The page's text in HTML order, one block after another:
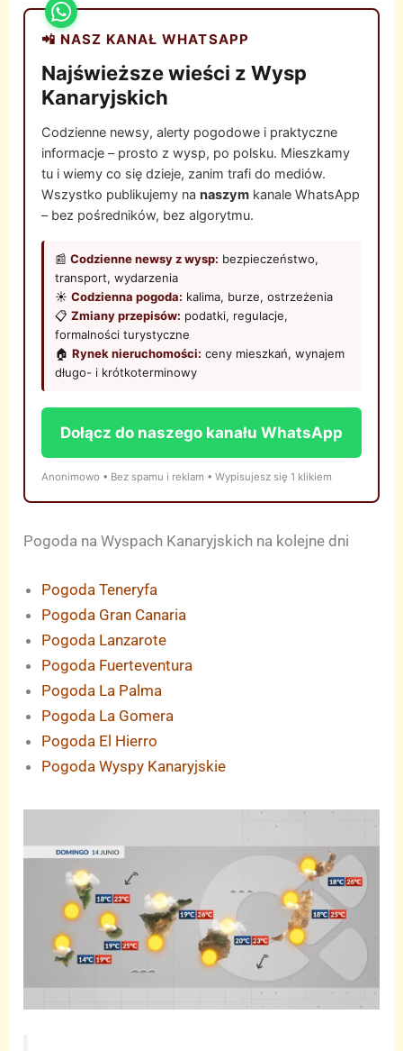
📲 NASZ KANAŁ WHATSAPP
Najświeższe wieści z Wysp
Kanaryjskich
Codzienne newsy, alerty pogodowe i praktyczne
informacje – prosto z wysp, po polsku. Mieszkamy
tu i wiemy co się dzieje, zanim trafi do mediów.
Wszystko publikujemy nanaszym kanale WhatsApp
– bez pośredników, bez algorytmu.
📰Codzienne newsy z wysp: bezpieczeństwo,
transport, wydarzenia
☀️Codzienna pogoda: kalima, burze, ostrzeżenia
📋Zmiany przepisów: podatki, regulacje,
formalności turystyczne
🏠Rynek nieruchomości: ceny mieszkań, wynajem
długo- i krótkoterminowy
Dołącz do naszego kanału WhatsApp
Anonimowo • Bez spamu i reklam • Wypisujesz się 1 klikiem
Pogoda na Wyspach Kanaryjskich na kolejne dni
Pogoda Teneryfa
Pogoda Gran Canaria
Pogoda Lanzarote
Pogoda Fuerteventura
Pogoda La Palma
Pogoda La Gomera
Pogoda El Hierro
Pogoda Wyspy Kanaryjskie